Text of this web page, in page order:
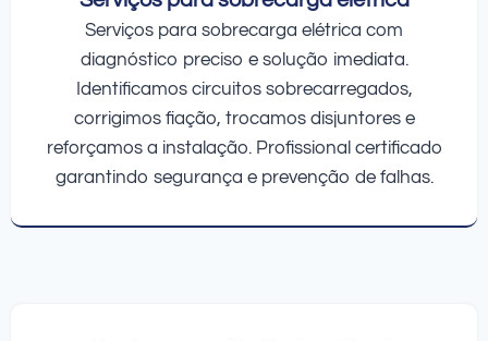
Serviços para sobrecarga elétrica com
diagnóstico preciso e solução imediata.
Identificamos circuitos sobrecarregados,
corrigimos fiação, trocamos disjuntores e
reforçamos a instalação. Profissional certificado
garantindo segurança e prevenção de falhas.